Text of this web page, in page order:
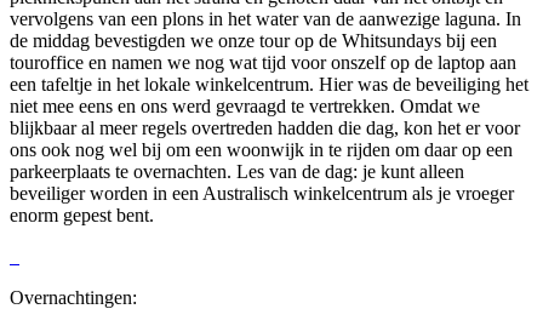
vervolgens van een plons in het water van de aanwezige laguna. In
de middag bevestigden we onze tour op de Whitsundays bij een
touroffice en namen we nog wat tijd voor onszelf op de laptop aan
een tafeltje in het lokale winkelcentrum. Hier was de beveiliging het
niet mee eens en ons werd gevraagd te vertrekken. Omdat we
blijkbaar al meer regels overtreden hadden die dag, kon het er voor
ons ook nog wel bij om een woonwijk in te rijden om daar op een
parkeerplaats te overnachten. Les van de dag: je kunt alleen
beveiliger worden in een Australisch winkelcentrum als je vroeger
enorm gepest bent.
Overnachtingen: